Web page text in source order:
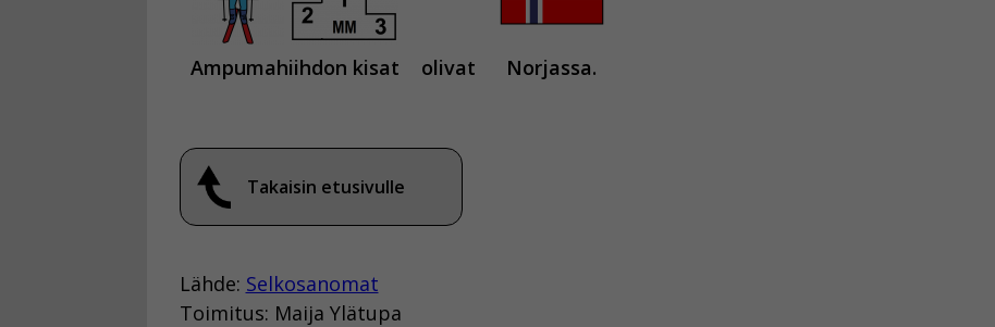
Ampumahiihdon kisat olivat Norjassa.
Takaisin etusivulle
Lähde: Selkosanomat
Toimitus: Maija Ylätupa